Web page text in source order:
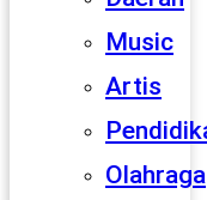
Music
Artis
Olahraga